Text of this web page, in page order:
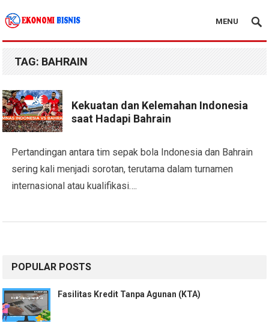
Kanal Ekonomi Bisnis
MENU
TAG: BAHRAIN
Kekuatan dan Kelemahan Indonesia
saat Hadapi Bahrain
Pertandingan antara tim sepak bola Indonesia dan Bahrain
sering kali menjadi sorotan, terutama dalam turnamen
internasional atau kualifikasi….
POPULAR POSTS
Fasilitas Kredit Tanpa Agunan (KTA)